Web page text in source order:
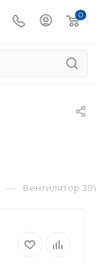
0
— Вентилятор